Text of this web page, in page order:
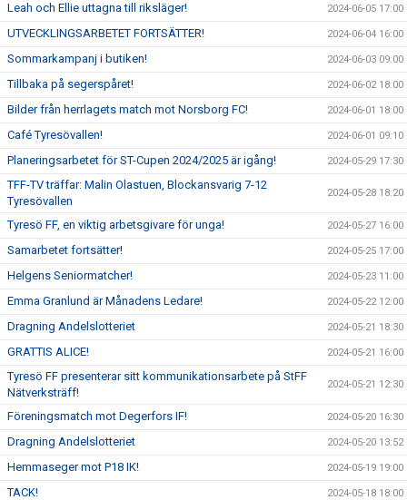
Leah och Ellie uttagna till riksläger! 2024-06-05 17:00
UTVECKLINGSARBETET FORTSÄTTER! 2024-06-04 16:00
Sommarkampanj i butiken! 2024-06-03 09:00
Tillbaka på segerspåret! 2024-06-02 18:00
Bilder från herrlagets match mot Norsborg FC! 2024-06-01 18:00
Café Tyresövallen! 2024-06-01 09:10
Planeringsarbetet för ST-Cupen 2024/2025 är igång! 2024-05-29 17:30
TFF-TV träffar: Malin Olastuen, Blockansvarig 7-12
Tyresövallen
2024-05-28 18:20
Tyresö FF, en viktig arbetsgivare för unga! 2024-05-27 16:00
Samarbetet fortsätter! 2024-05-25 17:00
Helgens Seniormatcher! 2024-05-23 11:00
Emma Granlund är Månadens Ledare! 2024-05-22 12:00
Dragning Andelslotteriet 2024-05-21 18:30
GRATTIS ALICE! 2024-05-21 16:00
Tyresö FF presenterar sitt kommunikationsarbete på StFF
Nätverksträff!
2024-05-21 12:30
Föreningsmatch mot Degerfors IF! 2024-05-20 16:30
Dragning Andelslotteriet 2024-05-20 13:52
Hemmaseger mot P18 IK! 2024-05-19 19:00
TACK! 2024-05-18 18:00